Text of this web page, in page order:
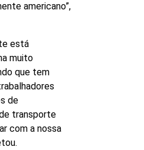
americano”,
está
muito
que tem
de
transporte
com a nossa